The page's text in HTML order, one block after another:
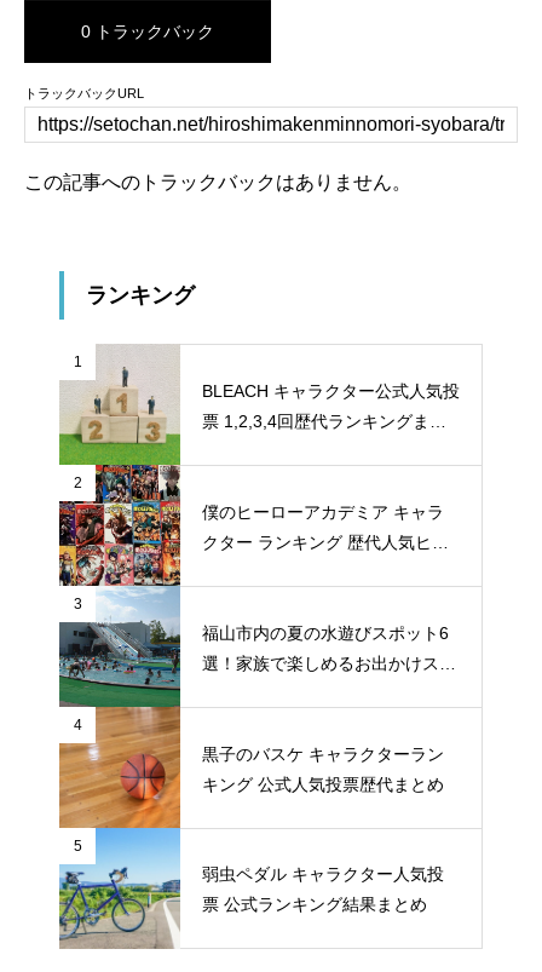
0 トラックバック
トラックバックURL
この記事へのトラックバックはありません。
ランキング
1
BLEACH キャラクター公式人気投
票 1,2,3,4回歴代ランキングまと
2
僕のヒーローアカデミア キャラ
クター ランキング 歴代人気ヒー
3
福山市内の夏の水遊びスポット6
選！家族で楽しめるお出かけスポ
4
黒子のバスケ キャラクターラン
キング 公式人気投票歴代まとめ
5
弱虫ペダル キャラクター人気投
票 公式ランキング結果まとめ